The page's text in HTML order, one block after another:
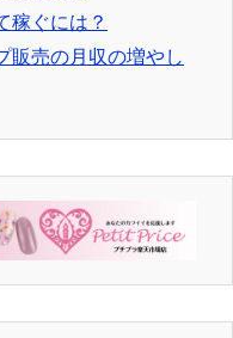
稼ぐには？
販売の月収の増やし